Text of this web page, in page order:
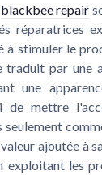
blackbee repair
réparatrices
à stimuler le
traduit par une
une
de mettre
seulement
ajoutée à
exploitant les